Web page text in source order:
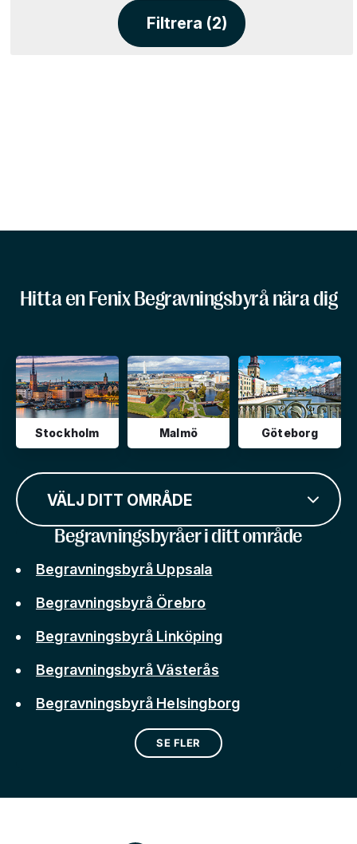
Filtrera (2)
Hitta en Fenix Begravningsbyrå nära dig
Stockholm Malmö Göteborg
VÄLJ DITT OMRÅDE
Begravningsbyråer i ditt område
Begravningsbyrå Uppsala
Begravningsbyrå Örebro
Begravningsbyrå Linköping
Begravningsbyrå Västerås
Begravningsbyrå Helsingborg
SE FLER